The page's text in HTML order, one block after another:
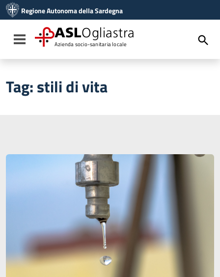
Vai al menu di navigazione
Vai al footer
Regione Autonoma della Sardegna
Toggle navigation
ASLOgliastra
Azienda socio-sanitaria locale
Tag:stili di vita